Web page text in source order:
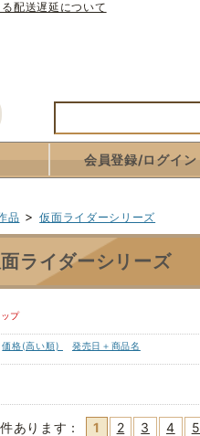
配送遅延について
会員登録/ログイン
品 > 仮面ライダーシリーズ
ライダーシリーズ
プ
価格(高い順) 発売日＋商品名
件あります ： 1 2 3 4 5